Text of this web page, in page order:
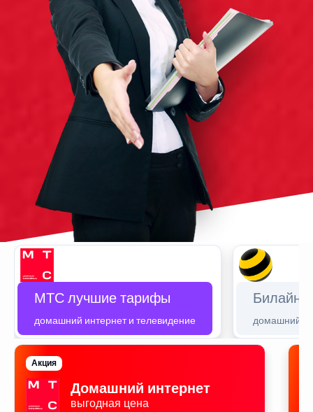
МТС лучшие тарифы
домашний интернет и телевидение
Билайн
домашний
Домашний интернет
выгодная цена
Акция